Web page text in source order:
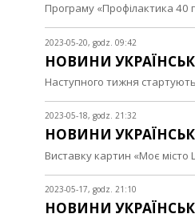
Програму «Профілактика
2023-05-20, godz. 09:42
НОВИНИ
Наступного тижня
2023-05-18, godz. 21:32
НОВИНИ
Виставку картин «Моє
2023-05-17, godz. 21:10
НОВИНИ